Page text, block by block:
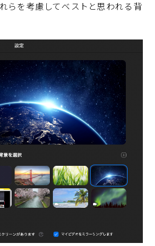
らを考慮してベストと思われる背